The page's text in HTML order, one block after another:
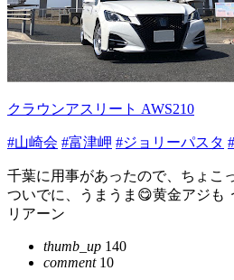
クラウンアスリート AWS210
#山崎会 #富津岬 #ジョリーパスタ
千葉に用事があったので、ちょこ
ついでに、うまうま😋黄金アジも
リアーン
thumb_up 140
comment10